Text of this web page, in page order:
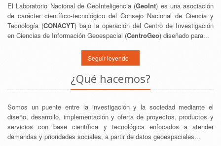
El Laboratorio Nacional de GeoInteligencia (GeoInt) es una asociación
de carácter científico-tecnológico del Consejo Nacional de Ciencia y
Tecnología (CONACYT) bajo la operación del Centro de Investigación
en Ciencias de Información Geoespacial (CentroGeo) diseñado para...
Seguir leyendo
¿Qué hacemos?
Somos un puente entre la investigación y la sociedad mediante el
diseño, desarrollo, implementación y oferta de proyectos, productos y
servicios con base científica y tecnológica enfocados a atender
demandas y prioridades sociales, a partir de datos geoespaciales...